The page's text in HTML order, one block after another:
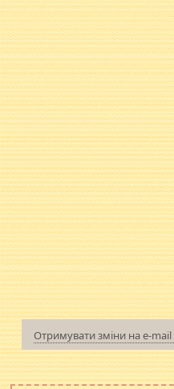
Отримувати зміни на e-mail